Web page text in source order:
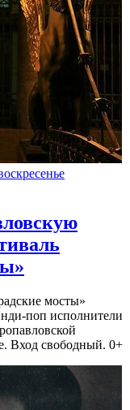
мосты»
поп исполнители
Вход свободный. 0+